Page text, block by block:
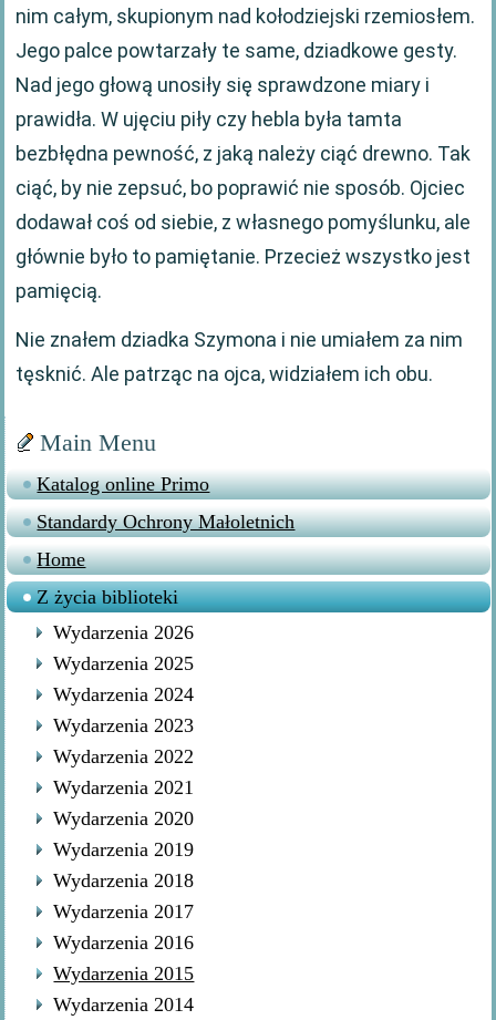
nim całym, skupionym nad kołodziejski rzemiosłem.
Jego palce powtarzały te same, dziadkowe gesty.
Nad jego głową unosiły się sprawdzone miary i
prawidła. W ujęciu piły czy hebla była tamta
bezbłędna pewność, z jaką należy ciąć drewno. Tak
ciąć, by nie zepsuć, bo poprawić nie sposób. Ojciec
dodawał coś od siebie, z własnego pomyślunku, ale
głównie było to pamiętanie. Przecież wszystko jest
pamięcią.
Nie znałem dziadka Szymona i nie umiałem za nim
tęsknić. Ale patrząc na ojca, widziałem ich obu.
Main Menu
Katalog online Primo
Standardy Ochrony Małoletnich
Home
Z życia biblioteki
Wydarzenia 2026
Wydarzenia 2025
Wydarzenia 2024
Wydarzenia 2023
Wydarzenia 2022
Wydarzenia 2021
Wydarzenia 2020
Wydarzenia 2019
Wydarzenia 2018
Wydarzenia 2017
Wydarzenia 2016
Wydarzenia 2015
Wydarzenia 2014